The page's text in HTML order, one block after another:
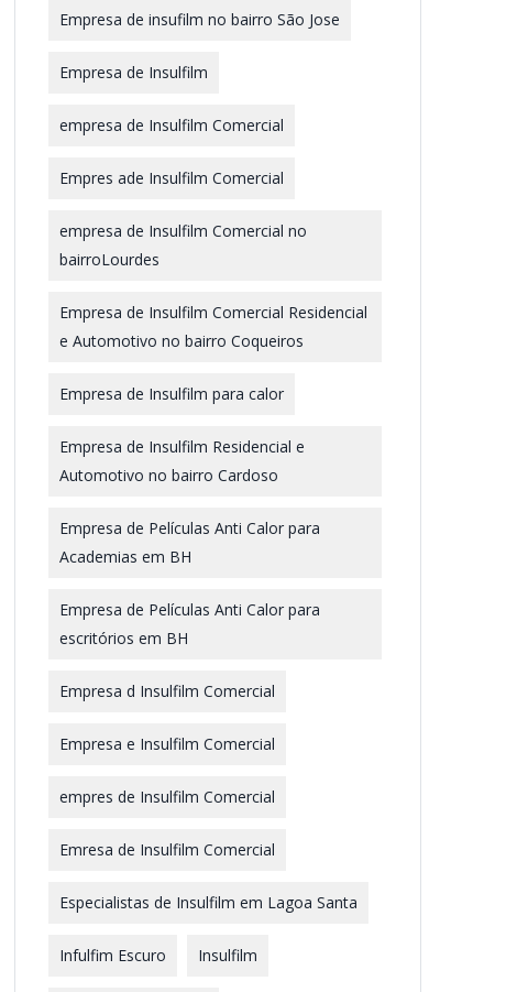
Empresa de insufilm no bairro São Jose
Empresa de Insulfilm
empresa de Insulfilm Comercial
Empres ade Insulfilm Comercial
empresa de Insulfilm Comercial no
bairroLourdes
Empresa de Insulfilm Comercial Residencial
e Automotivo no bairro Coqueiros
Empresa de Insulfilm para calor
Empresa de Insulfilm Residencial e
Automotivo no bairro Cardoso
Empresa de Películas Anti Calor para
Academias em BH
Empresa de Películas Anti Calor para
escritórios em BH
Empresa d Insulfilm Comercial
Empresa e Insulfilm Comercial
empres de Insulfilm Comercial
Emresa de Insulfilm Comercial
Especialistas de Insulfilm em Lagoa Santa
Infulfim Escuro Insulfilm